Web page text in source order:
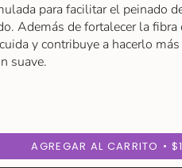
para facilitar el peinado
Además de fortalecer la fibra
y contribuye a hacerlo
suave.
AGREGAR AL CARRITO